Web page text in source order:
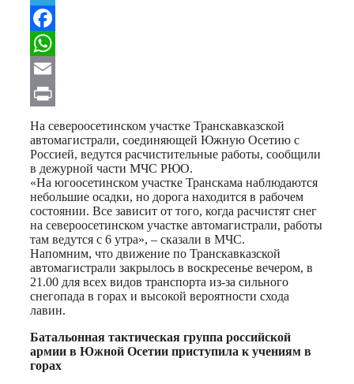
Telegram
Facebook
WhatsApp
Email
Print
На североосетинском участке Транскавказской
автомагистрали, соединяющей Южную Осетию с
Россией, ведутся расчистительные работы, сообщили
в дежурной части МЧС РЮО.
«На югоосетинском участке Транскама наблюдаются
небольшие осадки, но дорога находится в рабочем
состоянии. Все зависит от того, когда расчистят снег
на североосетинском участке автомагистрали, работы
там ведутся с 6 утра», – сказали в МЧС.
Напомним, что движение по Транскавказской
автомагистрали закрылось в воскресенье вечером, в
21.00 для всех видов транспорта из-за сильного
снегопада в горах и высокой вероятности схода
лавин.
Батальонная тактическая группа российской
армии в Южной Осетии приступила к учениям в
горах